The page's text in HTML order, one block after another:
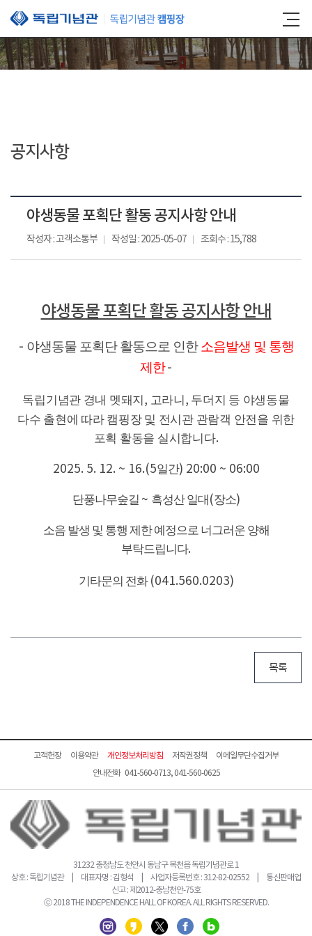
본문 바로가기
공지사항
야생동물 포획단 활동 공지사항 안내
작성자 : 고객소통부 작성일 : 2025-05-07 조회수 : 15,788
야생동물 포획단 활동 공지사항 안내
- 야생동물 포획단 활동으로 인한소음발생 및 통행
제한-
독립기념관 경내 멧돼지 , 고라니 , 두더지 등 야생동물
다수 출현에 따라 캠핑장 및 전시관 관람객 안전을 위한
포획 활동을 실시합니다.
2025. 5. 12. ~ 16.(5일간) 20:00 ~ 06:00
단풍나무숲길 ~ 흑성산 일대 (장소)
소음 발생 및 통행 제한 예정으로 너그러운 양해
부탁드립니다.
기타문의 전화 (041.560.0203)
목록
고객헌장 이용약관 개인정보처리방침 저작권정책
이메일무단수집거부
안내전화 041-560-0713, 041-560-0625
31232 충청남도 천안시 동남구 목천읍 독립기념관로 1
상호 : 독립기념관 | 대표자명 : 김형석 | 사업자등록번호 : 312-82-02552 | 통신판매업
신고 : 제2012-충남천안-75호
ⓒ 2018 THE INDEPENDENCE HALL OF KOREA. ALL RIGHTS RESERVED.